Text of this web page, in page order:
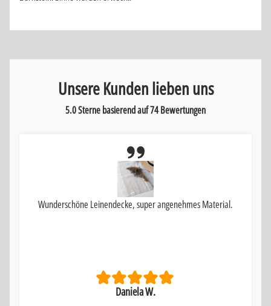
Unsere Kunden lieben uns
5.0 Sterne basierend auf74Bewertungen
Wunderschöne Leinendecke, super angenehmes Material.
Daniela W.